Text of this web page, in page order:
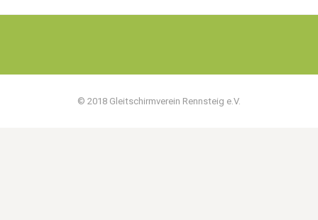
© 2018 Gleitschirmverein Rennsteig e.V.